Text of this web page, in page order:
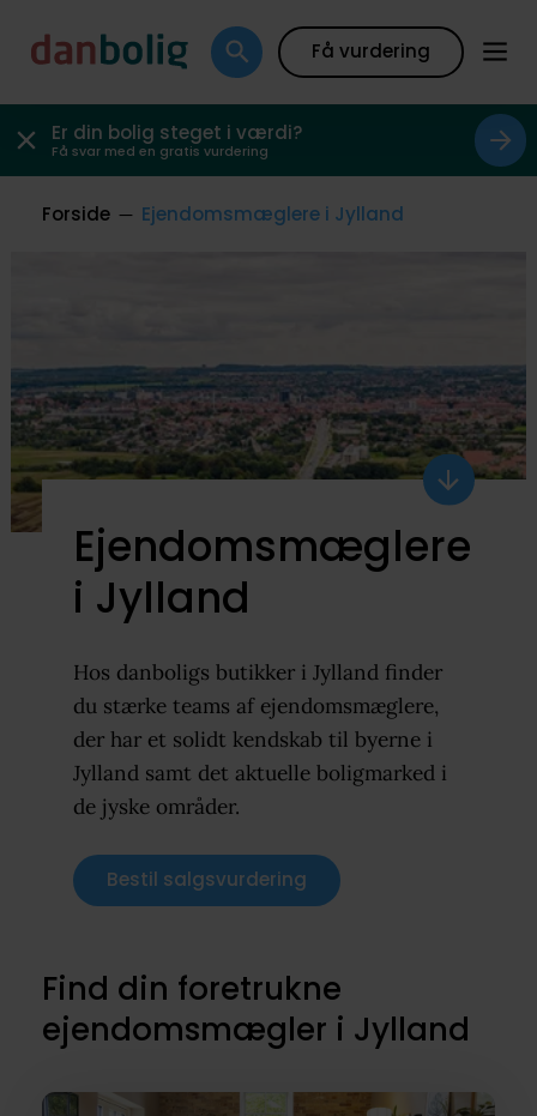
Få vurdering
Er din bolig steget i værdi?
Få svar med en gratis vurdering
Forside Ejendomsmæglere i Jylland
Scroll
ned
Ejendomsmæglere
i Jylland
Hos danboligs butikker i Jylland finder
du stærke teams af ejendomsmæglere,
der har et solidt kendskab til byerne i
Jylland samt det aktuelle boligmarked i
de jyske områder.
Bestil salgsvurdering
Find din foretrukne
ejendomsmægler i Jylland